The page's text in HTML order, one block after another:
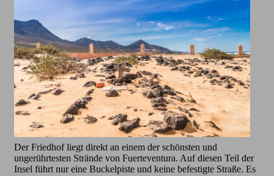
Der Friedhof liegt direkt an einem der schönsten und
ungerührtesten Strände von Fuerteventura. Auf diesen Teil der
Insel führt nur eine Buckelpiste und keine befestigte Straße. Es